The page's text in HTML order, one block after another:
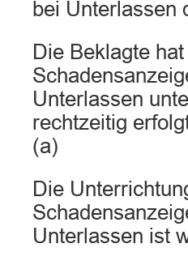
bei Unterlassen
Die Beklagte
Unterlassen
rechtzeitig
(a)
Die
Unterlassen ist